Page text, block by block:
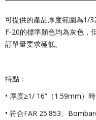
可提供的產品厚度範圍為1/
F-20的標準顏色均為灰色，
訂單量要求極低。
特點：
• 厚度≥1/ 16”（1.59mm）
• 符合FAR 25.853、